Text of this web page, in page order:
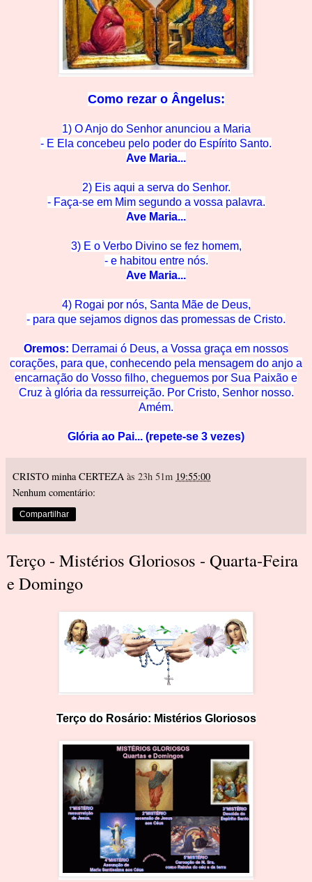
Como rezar o Ângelus:
1) O Anjo do Senhor anunciou a Maria
- E Ela concebeu pelo poder do Espírito Santo.
Ave Maria...
2) Eis aqui a serva do Senhor.
- Faça-se em Mim segundo a vossa palavra.
Ave Maria...
3) E o Verbo Divino se fez homem,
- e habitou entre nós.
Ave Maria...
4) Rogai por nós, Santa Mãe de Deus,
- para que sejamos dignos das promessas de Cristo.
Oremos: Derramai ó Deus, a Vossa graça em nossos
corações, para que, conhecendo pela mensagem do anjo a
encarnação do Vosso filho, cheguemos por Sua Paixão e
Cruz à glória da ressurreição. Por Cristo, Senhor nosso.
Amém.
Glória ao Pai... (repete-se 3 vezes)
CRISTO minha CERTEZA às 23h 51m 19:55:00
Nenhum comentário:
Compartilhar
Terço - Mistérios Gloriosos - Quarta-Feira
e Domingo
Terço do Rosário: Mistérios Gloriosos